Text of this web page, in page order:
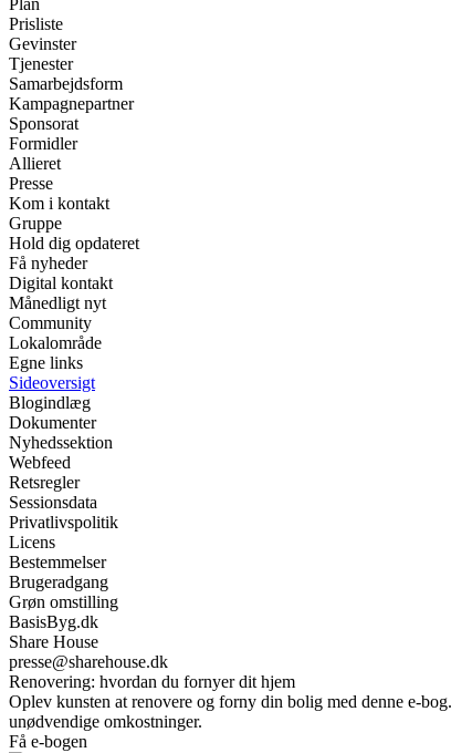
Plan
Prisliste
Gevinster
Tjenester
Samarbejdsform
Kampagnepartner
Sponsorat
Formidler
Allieret
Presse
Kom i kontakt
Gruppe
Hold dig opdateret
Få nyheder
Digital kontakt
Månedligt nyt
Community
Lokalområde
Egne links
Sideoversigt
Blogindlæg
Dokumenter
Nyhedssektion
Webfeed
Retsregler
Sessionsdata
Privatlivspolitik
Licens
Bestemmelser
Brugeradgang
Grøn omstilling
BasisByg.dk
Share House
presse@sharehouse.dk
Renovering: hvordan du fornyer dit hjem
Oplev kunsten at renovere og forny din bolig med denne e-
unødvendige omkostninger.
Få e-bogen